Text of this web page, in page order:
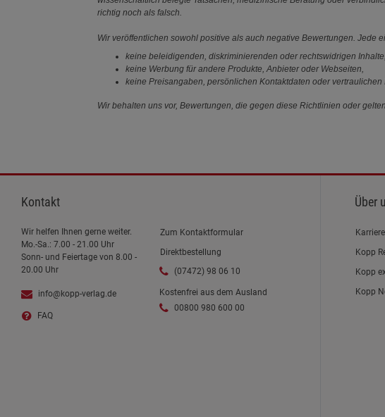
richtig noch als falsch.
Wir veröffentlichen sowohl positive als auch negative Bewertungen.
keine beleidigenden, diskriminierenden oder rechtswidrigen Inhalte,
keine Werbung für andere Produkte, Anbieter oder Webseiten,
keine Preisangaben, persönlichen Kontaktdaten oder vertraulichen
Wir behalten uns vor, Bewertungen, die gegen diese Richtlinien oder
Kontakt
Wir helfen Ihnen gerne weiter.
Mo.-Sa.: 7.00 - 21.00 Uhr
Sonn- und Feiertage von 8.00 -
20.00 Uhr
info@kopp-verlag.de
FAQ
Zum Kontaktformular
Direktbestellung
(07472) 98 06 10
Kostenfrei aus dem Ausland
00800 980 600 00
Über
Karriere
Kopp
Kopp
Kopp